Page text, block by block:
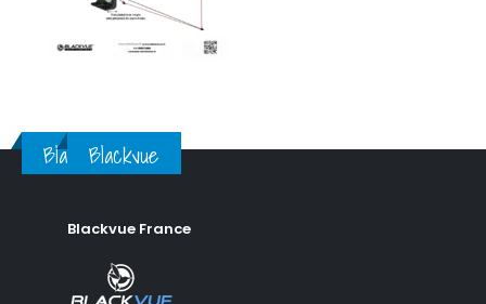
BlackvueBlackvue
Blackvue France